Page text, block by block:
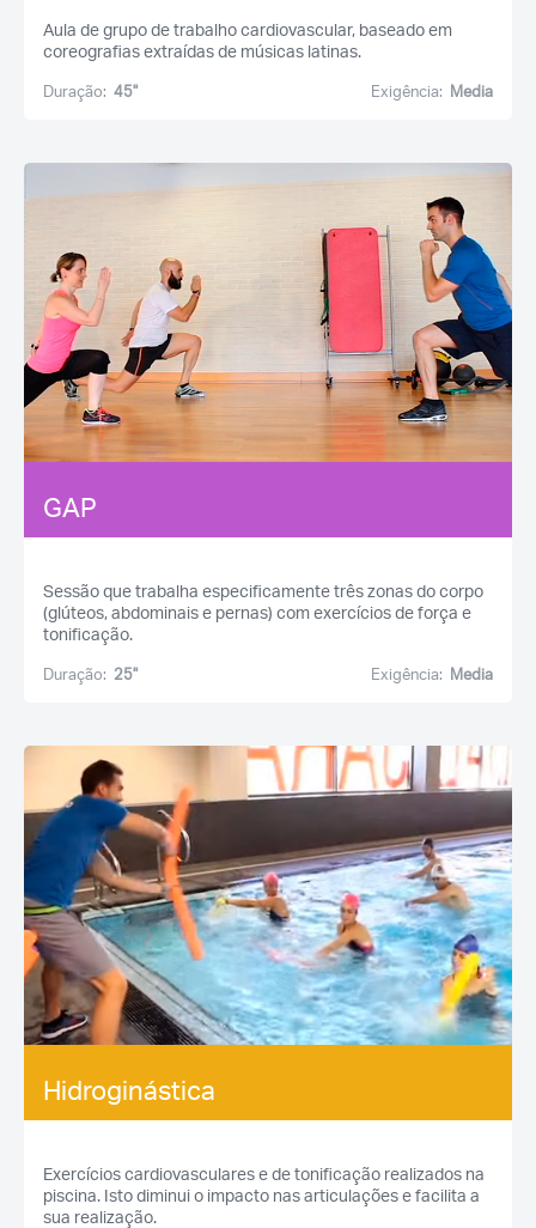
Aula de grupo de trabalho cardiovascular, baseado em
coreografias extraídas de músicas latinas.
Duração: 45'' Exigência: Media
GAP
Sessão que trabalha especificamente três zonas do corpo
(glúteos, abdominais e pernas) com exercícios de força e
tonificação.
Duração: 25'' Exigência: Media
Hidroginástica
Exercícios cardiovasculares e de tonificação realizados na
piscina. Isto diminui o impacto nas articulações e facilita a
sua realização.